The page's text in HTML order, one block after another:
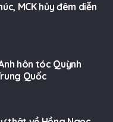
MCK hủy đêm diễn
hôn tóc Quỳnh
Quốc